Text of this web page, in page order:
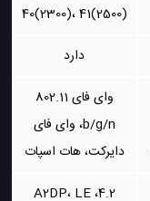
40(2300)، 41(2500)
دارد
وای فای 802.11
b/g/n، وای فای
دایرکت، هات اسپات
4.2، A2DP، LE